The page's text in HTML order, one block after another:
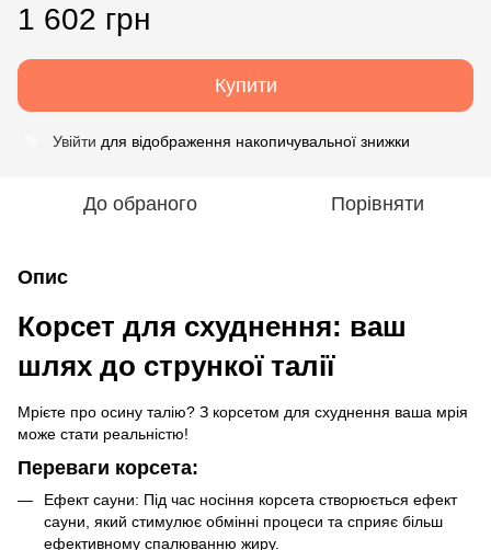
1 602 грн
Купити
Увійти для відображення накопичувальної знижки
До обраного Порівняти
Опис
Корсет для схуднення: ваш
шлях до стрункої талії
Мрієте про осину талію? З корсетом для схуднення ваша мрія
може стати реальністю!
Переваги корсета:
Ефект сауни: Під час носіння корсета створюється ефект
сауни, який стимулює обмінні процеси та сприяє більш
ефективному спалюванню жиру.